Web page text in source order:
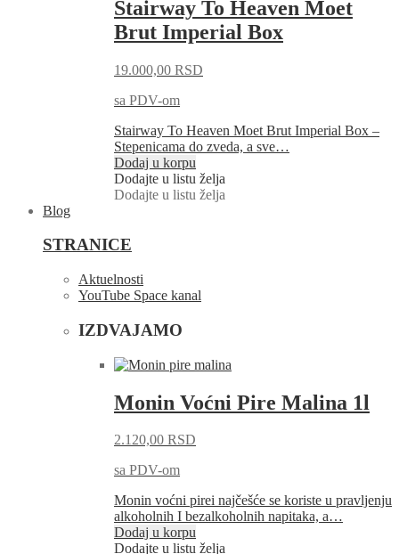
Stairway To Heaven Moet
Brut Imperial Box
19.000,00 RSD
sa PDV-om
Stairway To Heaven Moet Brut Imperial Box –
Stepenicama do zveda, a sve…
Dodaj u korpu
Dodajte u listu želja
Dodajte u listu želja
Blog
STRANICE
Aktuelnosti
YouTube Space kanal
IZDVAJAMO
Monin Voćni Pire Malina 1l
2.120,00 RSD
sa PDV-om
Monin voćni pirei najčešće se koriste u pravljenju
alkoholnih I bezalkoholnih napitaka, a…
Dodaj u korpu
Dodajte u listu želja